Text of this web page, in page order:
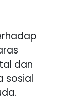
dan
sosial